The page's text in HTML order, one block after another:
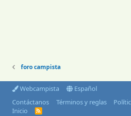
foro campista
Webcampista
Español
Contáctanos
Términos y reglas
Inicio
R